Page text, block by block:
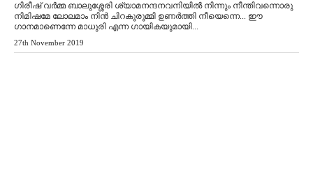
ഗിരീഷ് വർമ്മ ബാലുശ്ശേരി ശ്യാമനന്ദനവനിയില്‍ നിന്നും നീന്തിവന്നൊരു
നിമിഷമേ ലോലമാം നിന്‍ ചിറകുരുമ്മി ഉണര്‍ത്തി നീയെന്നെ... ഈ
ഗാനമാണെന്നേ മാധുരി എന്ന ഗായികയുമായി...
27th November 2019